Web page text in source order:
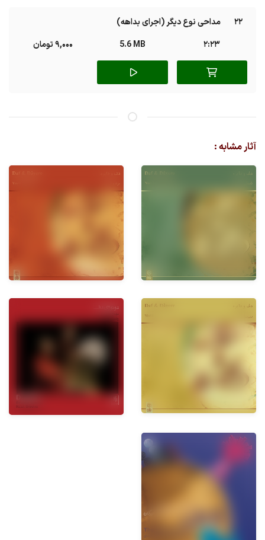
22
مداحی نوع دیگر (اجرای بداهه)
2:23
5.6 MB 9,000 تومان
آثار مشابه :